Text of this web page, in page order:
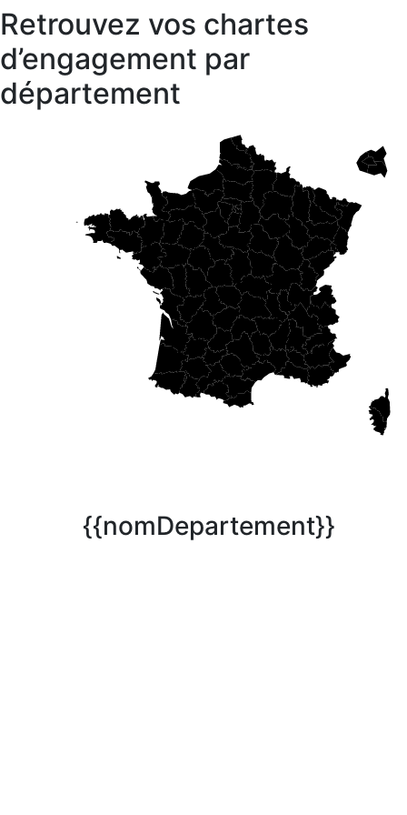
Retrouvez vos chartes
d’engagement par
département
{{nomDepartement}}